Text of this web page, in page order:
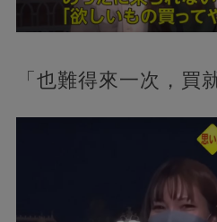
「也難得來一次，買